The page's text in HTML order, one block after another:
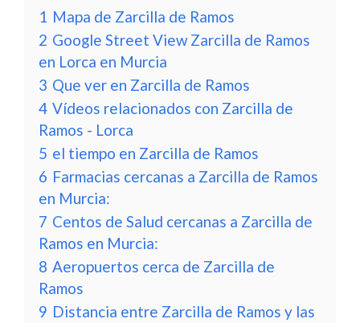
1 Mapa de Zarcilla de Ramos
2 Google Street View Zarcilla de Ramos
en Lorca en Murcia
3 Que ver en Zarcilla de Ramos
4 Vídeos relacionados con Zarcilla de
Ramos - Lorca
5 el tiempo en Zarcilla de Ramos
6 Farmacias cercanas a Zarcilla de Ramos
en Murcia:
7 Centos de Salud cercanas a Zarcilla de
Ramos en Murcia:
8 Aeropuertos cerca de Zarcilla de
Ramos
9 Distancia entre Zarcilla de Ramos y las